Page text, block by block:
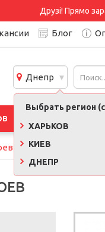
Друзі! Прямо
Блог
Днепр
Выбрать регион
ХАРЬКОВ
КИЕВ
ДНЕПР